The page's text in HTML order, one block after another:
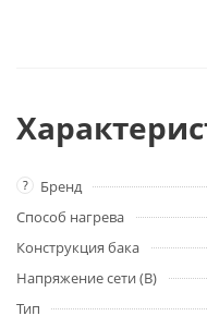
? Бренд
Способ нагрева
Конструкция бака
Напряжение сети (В)
Тип